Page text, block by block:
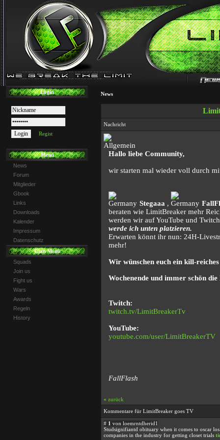
Login
Regist
Menü
News
Forum
Mitglieder
Gbook
Links
Downloads
Kalender
Impressum
Datenschutz
Clan Menü
Squads
Join us
Fight us
Wars
Awards
Regeln
History
News
Nachricht
Hallo liebe Community,
wir starten mal wieder voll durch
Stegaaa ,
beraten wie LimitBreaker mehr
werden wir auf YouTube und
werde ich unten platzieren.
Erwarten könnt ihr nun: 24H-
mehr!
Wir wünschen euch ein kill-
Wochenende und immer schön
Twitch:
twitch.tv/LimitBreakerTv
YouTube:
youtube.com/user/LimitBreakerTV
FallFlash
« zurück
Kommentare für LimitBreaker goes TV
# 1 von loemrntdherid1
Studsignifiantd obituary when it comes to oscar
companies in the industry for getting closet trials